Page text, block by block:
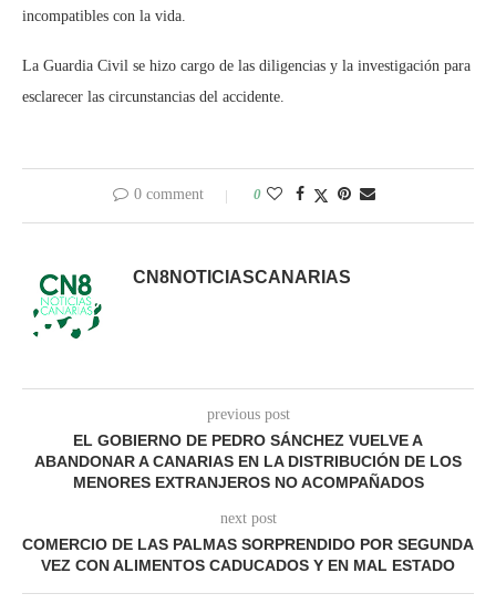
incompatibles con la vida.
La Guardia Civil se hizo cargo de las diligencias y la investigación para
esclarecer las circunstancias del accidente.
0 comment 0
CN8NOTICIASCANARIAS
previous post
EL GOBIERNO DE PEDRO SÁNCHEZ VUELVE A
ABANDONAR A CANARIAS EN LA DISTRIBUCIÓN DE LOS
MENORES EXTRANJEROS NO ACOMPAÑADOS
next post
COMERCIO DE LAS PALMAS SORPRENDIDO POR SEGUNDA
VEZ CON ALIMENTOS CADUCADOS Y EN MAL ESTADO